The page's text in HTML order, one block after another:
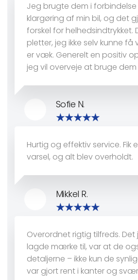
Jeg brugte dem i
klargøring af min bil, og det
forskel for helhedsindtrykket.
pletter, jeg ikke selv kunne
er væk. Generelt en positiv
jeg vil overveje at bruge dem
Sofie N.
Hurtig og effektiv service. Fik
varsel, og alt blev overholdt.
Mikkel R.
Overordnet rigtig tilfreds.
lagde mærke til, var at de
detaljerne – ikke kun de
var gjort rent i kanter og